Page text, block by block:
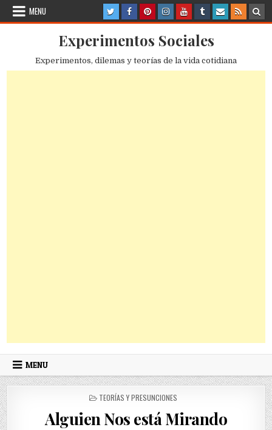
Skip
MENU
Experimentos Sociales
Experimentos, dilemas y teorías de la vida cotidiana
MENU
POSTED
TEORÍAS Y PRESUNCIONES
Alguien Nos está Mirando